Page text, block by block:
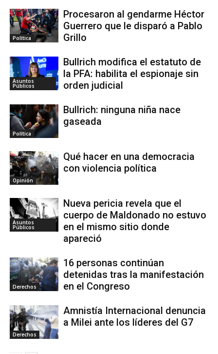
Política
Procesaron al gendarme Héctor
Guerrero que le disparó a Pablo
Grillo
Asuntos
Públicos
Bullrich modifica el estatuto de
la PFA: habilita el espionaje sin
orden judicial
Política
Bullrich: ninguna niña nace
gaseada
Opinión
Qué hacer en una democracia
con violencia política
Asuntos
Públicos
Nueva pericia revela que el
cuerpo de Maldonado no estuvo
en el mismo sitio donde
apareció
Derechos
16 personas continúan
detenidas tras la manifestación
en el Congreso
Derechos
Amnistía Internacional denuncia
a Milei ante los líderes del G7